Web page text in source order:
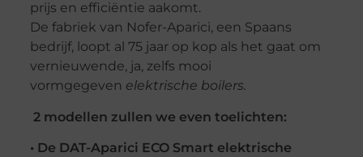
prijs en efficiëntie aakomt.
De fabriek van Nofer-Aparici, een Spaans
bedrijf, loopt al 75 jaar op kop als het gaat om
vernieuwende, ja, zelfs mooi
vormgegeven elektrische boilers.
2 modellen zullen we even toelichten:
• De DAT-Aparici ECO Smart elektrische